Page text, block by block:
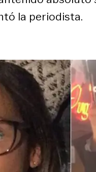
la periodista.